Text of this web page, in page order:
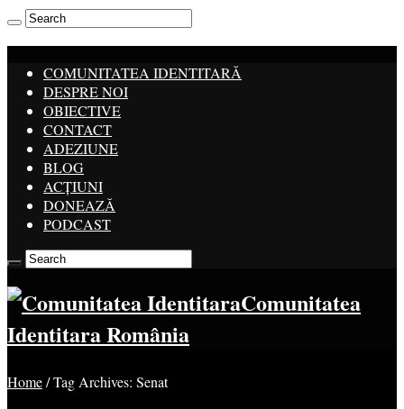
COMUNITATEA IDENTITARĂ
DESPRE NOI
OBIECTIVE
CONTACT
ADEZIUNE
BLOG
ACȚIUNI
DONEAZĂ
PODCAST
Comunitatea
Identitara România
Home/Tag Archives: Senat